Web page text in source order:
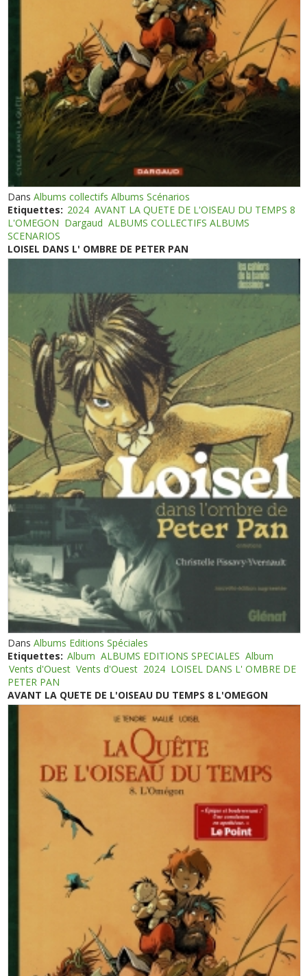
DansAlbums collectifs Albums Scénarios
Etiquettes: 2024 AVANT LA QUETE DE L'OISEAU DU TEMPS 8
L'OMEGON Dargaud ALBUMS COLLECTIFS ALBUMS
SCENARIOS
LOISEL DANS L' OMBRE DE PETER PAN
DansAlbums Editions Spéciales
Etiquettes: Album ALBUMS EDITIONS SPECIALES Album
Vents d'Ouest Vents d'Ouest 2024 LOISEL DANS L' OMBRE DE
PETER PAN
AVANT LA QUETE DE L'OISEAU DU TEMPS 8 L'OMEGON